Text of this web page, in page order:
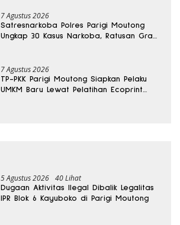
7 Agustus 2026
Satresnarkoba Polres Parigi Moutong
Ungkap 30 Kasus Narkoba, Ratusan Gram
7 Agustus 2026
TP-PKK Parigi Moutong Siapkan Pelaku
UMKM Baru Lewat Pelatihan Ecoprint
5 Agustus 2026 40 Lihat
Dugaan Aktivitas Ilegal Dibalik Legalitas
IPR Blok 6 Kayuboko di Parigi Moutong